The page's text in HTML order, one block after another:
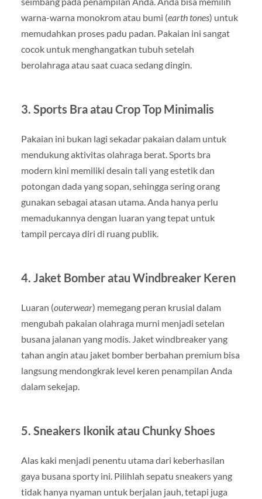
warna-warna monokrom atau bumi (earth tones) untuk
memudahkan proses padu padan. Pakaian ini sangat
cocok untuk menghangatkan tubuh setelah
berolahraga atau saat cuaca sedang dingin.
3. Sports Bra atau Crop Top Minimalis
Pakaian ini bukan lagi sekadar pakaian dalam untuk
mendukung aktivitas olahraga berat. Sports bra
modern kini memiliki desain tali yang estetik dan
potongan dada yang sopan, sehingga sering orang
gunakan sebagai atasan utama. Anda hanya perlu
memadukannya dengan luaran yang tepat untuk
tampil percaya diri di ruang publik.
4. Jaket Bomber atau Windbreaker Keren
Luaran (outerwear) memegang peran krusial dalam
mengubah pakaian olahraga murni menjadi setelan
busana jalanan yang modis. Jaket windbreaker yang
tahan angin atau jaket bomber berbahan premium bisa
langsung mendongkrak level keren penampilan Anda
dalam sekejap.
5. Sneakers Ikonik atau Chunky Shoes
Alas kaki menjadi penentu utama dari keberhasilan
gaya busana sporty ini. Pilihlah sepatu sneakers yang
tidak hanya nyaman untuk berjalan jauh, tetapi juga